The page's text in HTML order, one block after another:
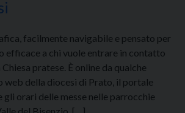
facilmente navigabile e pensato per
efficace a chi vuole entrare in contatto
pratese. È online da qualche
web della diocesi di Prato, il portale
orari delle messe nelle parrocchie